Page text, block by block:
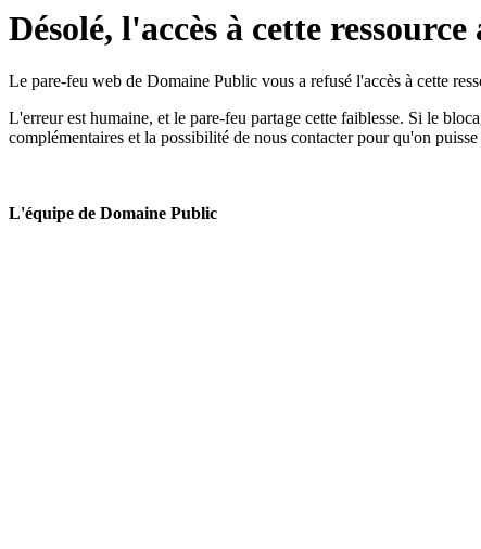
Désolé, l'accès à cette
Le pare-feu web de Domaine Public vous a refusé l'accès à cette
L'erreur est humaine, et le pare-feu partage cette faiblesse. Si le
complémentaires et la possibilité de nous contacter pour qu'on
L'équipe de Domaine Public